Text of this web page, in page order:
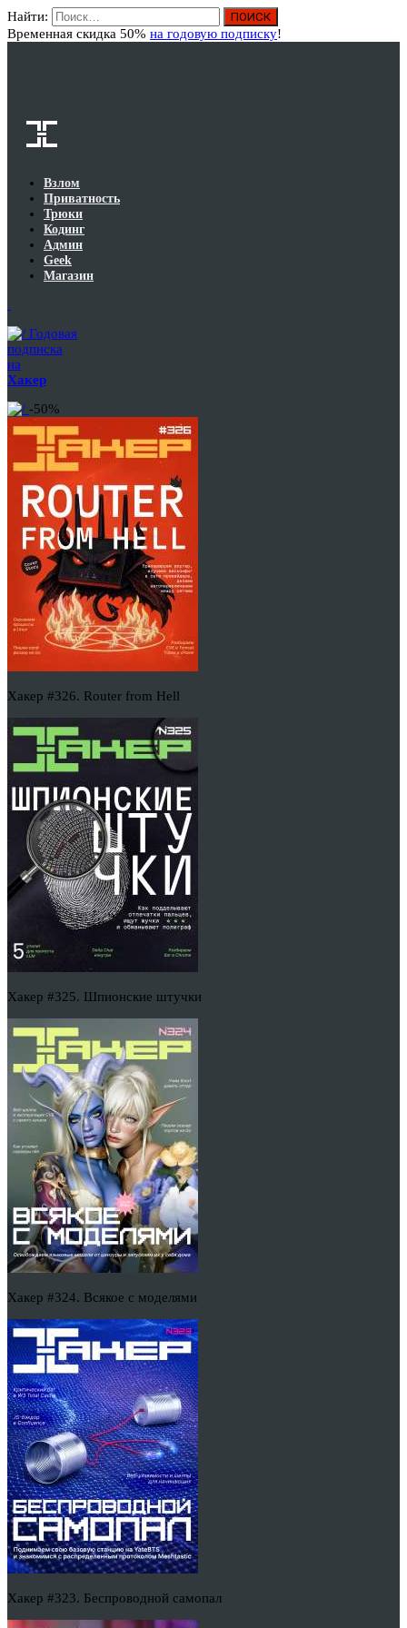
Найти:
Временная скидка 50% на годовую подписку!
Взлом
Приватность
Трюки
Кодинг
Админ
Geek
Магазин
Годовая
подписка
на
Хакер
-50%
Хакер #326. Router from Hell
Хакер #325. Шпионские штучки
Хакер #324. Всякое с моделями
Хакер #323. Беспроводной самопал